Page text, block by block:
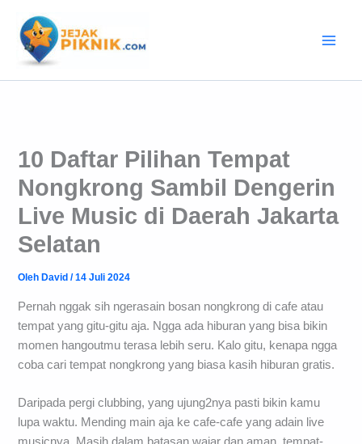
konten
10 Daftar Pilihan Tempat
Nongkrong Sambil Dengerin
Live Music di Daerah Jakarta
Selatan
Oleh David/14 Juli 2024
Pernah nggak sih ngerasain bosan nongkrong di cafe atau
tempat yang gitu-gitu aja. Ngga ada hiburan yang bisa bikin
momen hangoutmu terasa lebih seru. Kalo gitu, kenapa ngga
coba cari tempat nongkrong yang biasa kasih hiburan gratis.
Daripada pergi clubbing, yang ujung2nya pasti bikin kamu
lupa waktu. Mending main aja ke cafe-cafe yang adain live